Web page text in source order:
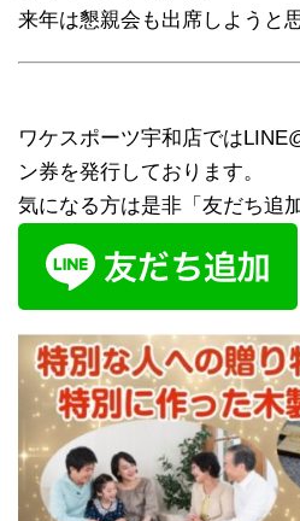
来年は懇親会も出席しようと
ワケスポーツ宇和店では
ン券を発行しております。
気になる方は是非「友だち追